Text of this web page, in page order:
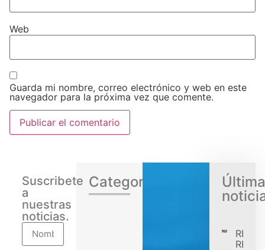
Web
Guarda mi nombre, correo electrónico y web en este
navegador para la próxima vez que comente.
Suscribete
a
nuestras
noticias.
Categorias